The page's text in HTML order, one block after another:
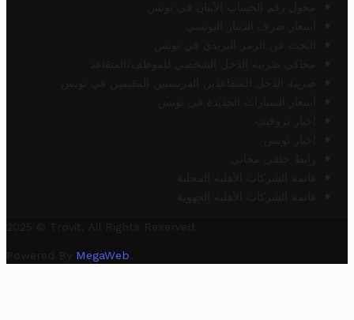
محول رقم الحساب الآيبان في تونس
أسعار صرف الدينار التونسي
البحث عن الرمز البريدي في تونس
محاكي ضريبة الدخل الشخصي للموظف/المتقاعد
ضريبة الدخل للمتقاعدين الفرنسيين المقيمين في تونس
أسعار السيارات الجديدة في تونس
أخبار تروفيت
أخبار تونس
رابط خلفي مجاني
قائمة الشركات الأهلية المحلية
قائمة الشركات الأهلية الجهوية
2025 © Trovit. All Rights Reserved.
Powered By MegaWeb